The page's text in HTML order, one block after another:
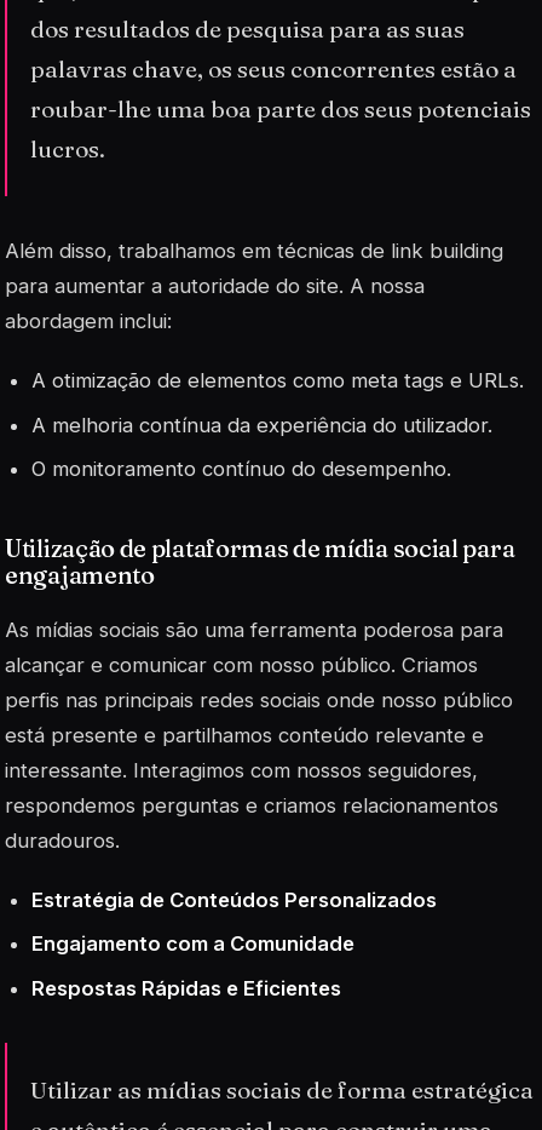
dos resultados de pesquisa para as suas
palavras chave, os seus concorrentes estão a
roubar-lhe uma boa parte dos seus potenciais
lucros.
Além disso, trabalhamos em técnicas de link building
para aumentar a autoridade do site. A nossa
abordagem inclui:
A otimização de elementos como meta tags e URLs.
A melhoria contínua da experiência do utilizador.
O monitoramento contínuo do desempenho.
Utilização de plataformas de mídia social para
engajamento
As mídias sociais são uma ferramenta poderosa para
alcançar e comunicar com nosso público. Criamos
perfis nas principais redes sociais onde nosso público
está presente e partilhamos conteúdo relevante e
interessante. Interagimos com nossos seguidores,
respondemos perguntas e criamos relacionamentos
duradouros.
Estratégia de Conteúdos Personalizados
Engajamento com a Comunidade
Respostas Rápidas e Eficientes
Utilizar as mídias sociais de forma estratégica